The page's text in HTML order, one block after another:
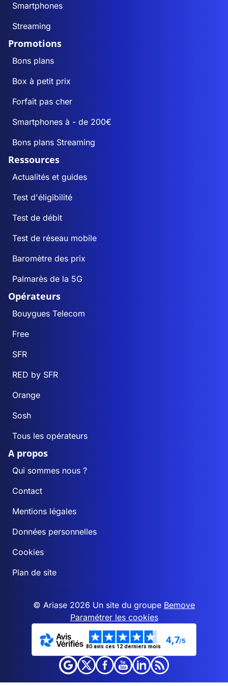
Smartphones
Streaming
Promotions
Bons plans
Box à petit prix
Forfait pas cher
Smartphones à - de 200€
Bons plans Streaming
Ressources
Actualités et guides
Test d'éligibilité
Test de débit
Test de réseau mobile
Baromètre des prix
Palmarès de la 5G
Opérateurs
Bouygues Telecom
Free
SFR
RED by SFR
Orange
Sosh
Tous les opérateurs
A propos
Qui sommes nous ?
Contact
Mentions légales
Données personnelles
Cookies
Plan de site
© Ariase 2026 Un site du groupe Bemove
Paramétrer les cookies
80 avis ces 12 derniers mois
4,7/5